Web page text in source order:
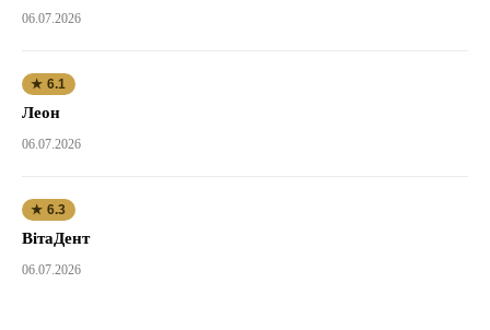
06.07.2026
★ 6.1
Леон
06.07.2026
★ 6.3
ВітаДент
06.07.2026